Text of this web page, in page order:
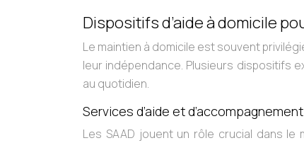
Dispositifs d’aide à domicile
Le maintien à domicile est souvent
leur indépendance. Plusieurs dispositifs
au quotidien.
Services d’aide et
Les SAAD jouent un rôle crucial dans